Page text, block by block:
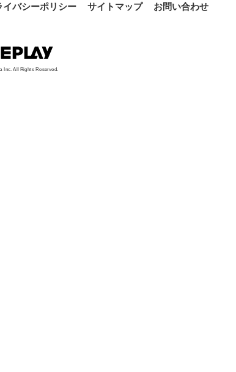
イバシーポリシー サイトマップ お問い合わせ
Inc. All Rights Reserved.